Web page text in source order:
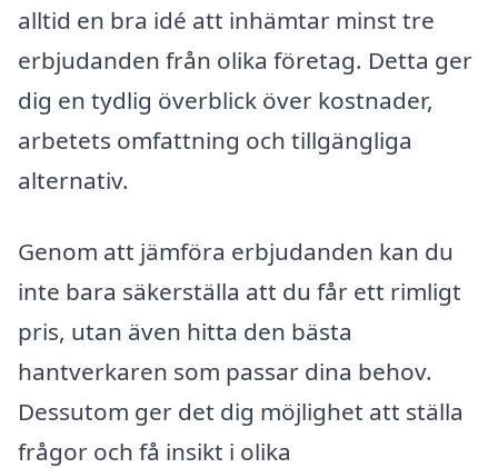
alltid en bra idé att inhämtar minst tre
erbjudanden från olika företag. Detta ger
dig en tydlig överblick över kostnader,
arbetets omfattning och tillgängliga
alternativ.
Genom att jämföra erbjudanden kan du
inte bara säkerställa att du får ett rimligt
pris, utan även hitta den bästa
hantverkaren som passar dina behov.
Dessutom ger det dig möjlighet att ställa
frågor och få insikt i olika